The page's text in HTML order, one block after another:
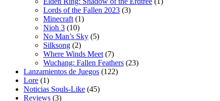
Lords of the Fallen 2023 (3)
Minecraft (1)
Nioh 3 (10)
No Man’s Sky (5)
Silksong (2)
Where Winds Meet (7)
Wuchang: Fallen Feathers (23)
Lanzamientos de Juegos (122)
Lore (1)
Noticias Souls-Like (45)
Reviews (3)